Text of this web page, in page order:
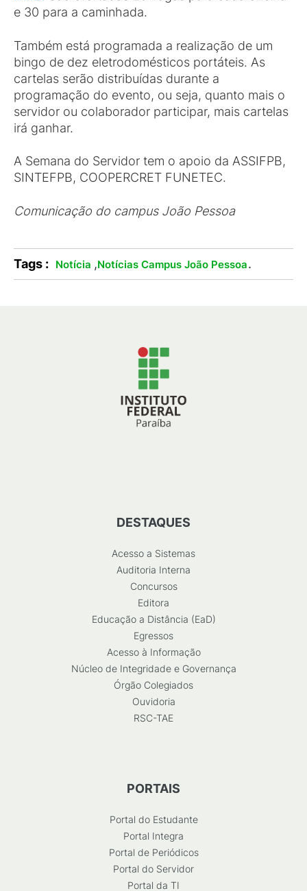
e 30 para a caminhada.
Também está programada a realização de um
bingo de dez eletrodomésticos portáteis. As
cartelas serão distribuídas durante a
programação do evento, ou seja, quanto mais o
servidor ou colaborador participar, mais cartelas
irá ganhar.
A Semana do Servidor tem o apoio da ASSIFPB,
SINTEFPB, COOPERCRET FUNETEC.
Comunicação do campus João Pessoa
Tags : Notícia ,Notícias Campus João Pessoa.
DESTAQUES
Acesso a Sistemas
Auditoria Interna
Concursos
Editora
Educação a Distância (EaD)
Egressos
Acesso à Informação
Núcleo de Integridade e Governança
Órgão Colegiados
Ouvidoria
RSC-TAE
PORTAIS
Portal do Estudante
Portal Integra
Portal de Periódicos
Portal do Servidor
Portal da TI